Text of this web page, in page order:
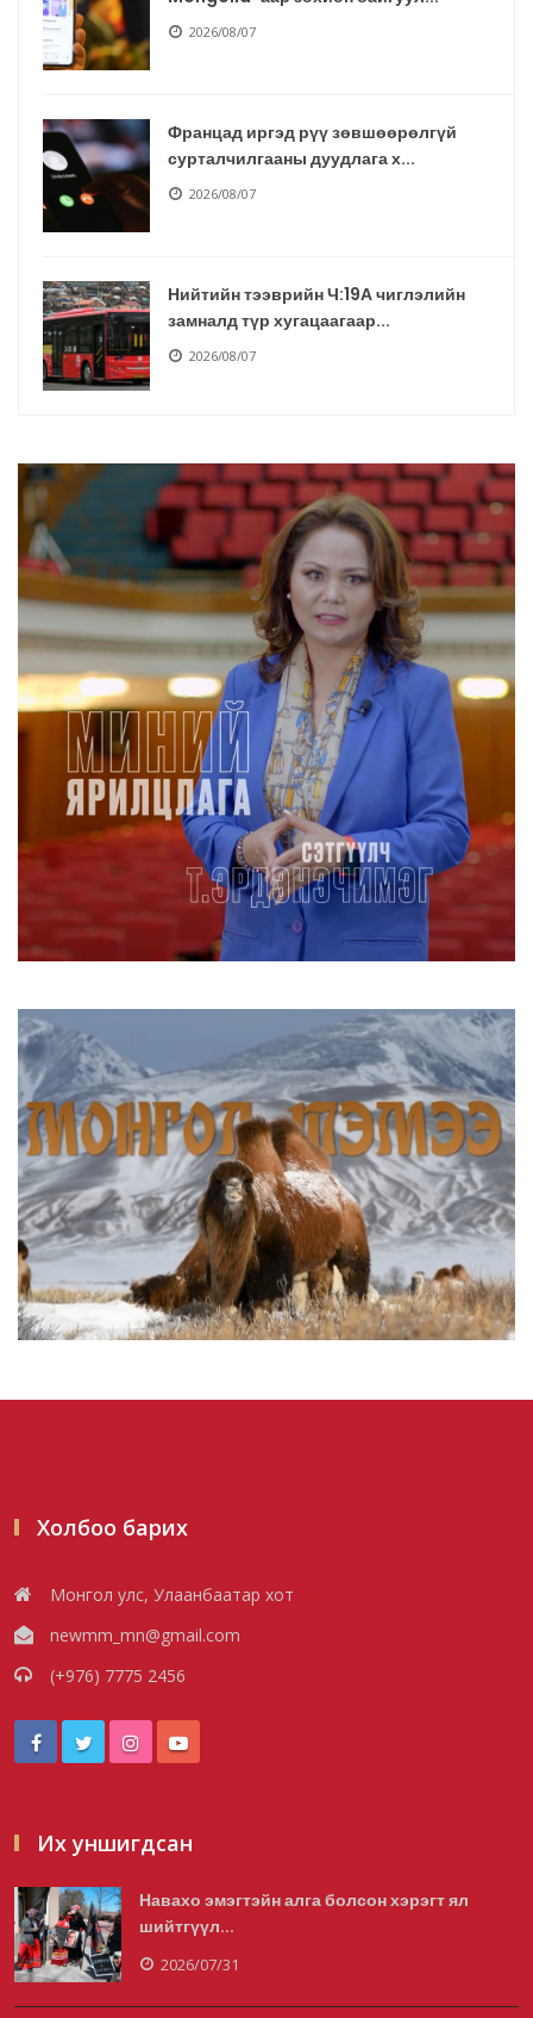
2026/08/07
Францад иргэд рүү зөвшөөрөлгүй
сурталчилгааны дуудлага х...
2026/08/07
Нийтийн тээврийн Ч:19А чиглэлийн
замналд түр хугацаагаар...
2026/08/07
тоогоор төгссөн бол өнөө...
2026/08/07
Улаанбаатарт өдөртөө 30 хэм дулаан
2026/08/07
Шатахууны нөөцийг нэмэгдүүлэх,
доголдлыг арилгахад анхаа...
2026/08/06
Улаанбаатарт хоногт 250 м³ лаг
боловсруулах үйлдвэр бай...
Улсын чанартай хатуу хучилттай авто
замын талаас илүү ху...
2026/08/06
Засгийн газар энэ оныг дуустал
санхүүгийн хэмнэлтийн гор...
2026/08/06
Стратегийн нөөцийн барааны хяналтыг
Монгол Улс COP17 бага хуралд 6.5
“Улаанбаатар трам” төсөл хэрэгжсэнээр
жилд 446 тэрбу...
2026/08/06
Холбоо барих
Монгол улс, Улаанбаатар хот
newmm_mn@gmail.com
(+976) 7775 2456
Их уншигдсан
Навахо эмэгтэйн алга болсон хэрэгт ял
шийтгүүл...
2026/07/31